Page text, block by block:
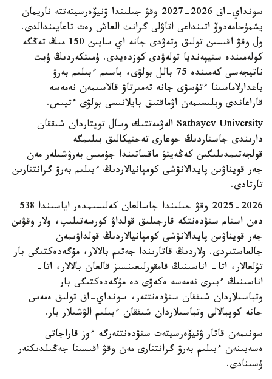
سونداي-اق 2026-2027 وقۋ جىلىندا ۋنيۆەرسيتەتتە ناريمان
يشمۇحامەدوۆ اتىنداعى اتاۋلى گرانت العاش رەت تاعايىندالدى.
ول وقۋ اقىسىن تولىق وتەۋدى جانە اي سايىن 150 مىڭ تەڭگە
كولەمىندە ستيپەنديا تولەۋدى كوزدەيدى. ۇمىتكەردىڭ ۇبت
ناتيجەسى كەمىندە 75 بالل بولۋى، باسىم ءبىلىم بەرۋ
باعدارلاماسىنا ءتۇسۋى جانە تەمىرتاۋ قالاسىمەن نەمەسە
قاراعاندى وبلىسىمەن اۋماقتىق بايلانىسى بولۋى ءتيىس.
Satbayev University الەۋمەتتىك وسال توپتاردان شىققان
دارىندى جاستاردىڭ جوعارى تەحنيكالىق بىلىمگە
قولجەتىمدىلىگىن كەڭەيتۋ ماقساتىندا جۇمىس بەرۋشىلەر مەن
جەر قويناۋىن پايدالانۋشى كومپانيالاردىڭ ءبىلىم بەرۋ گرانتتارىن
تارتادى.
2025-2026 وقۋ جىلىندا جاسالعان كەلىسىمدەر اياسىندا 538
دەن استام ستۋدەنتكە قارجىلىق قولداۋ كورسەتىلىپ، ولار وقۋىن
جەر قويناۋىن پايدالانۋشى كومپانيالاردىڭ قولداۋىمەن
جالعاستىردى. ولاردىڭ قاتارىندا جەتىم بالالار، مۇگەدەكتىگى بار
تۇلعالار، اتا- اناسىنىڭ قامقورلىعىنسىز قالعان بالالار، اتا-
اناسىنىڭ ءبىرى نەمەسە ەكەۋى دە مۇگەدەكتىگى بار
وتباسىلاردان شىققان ستۋدەنتتەر، سونداي-اق تولىق ەمەس
جانە كوپبالالى وتباسىلاردان شىققان ءبىلىم الۋشىلار بار.
سونىمەن قاتار ۋنيۆەرسيتەت ستۋدەنتتەرگە ءوز قاراجاتى
ەسەبىنەن ءبىلىم بەرۋ گرانتتارى مەن وقۋ اقىسىنا جەڭىلدىكتەر
ۇسىنادى.